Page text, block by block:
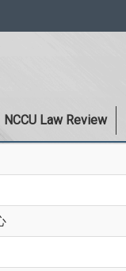
NCCU Law Review